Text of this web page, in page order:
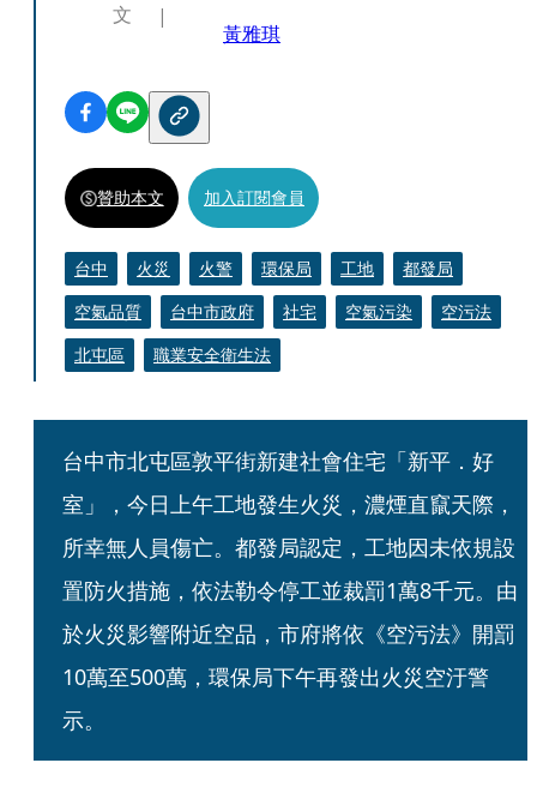
文
黃雅琪
贊助本文 加入訂閱會員
台中 火災 火警 環保局 工地
都發局
空氣品質
台中市政府 社宅 空氣污染
空污法
北屯區
職業安全衛生法
台中市北屯區敦平街新建社會住宅「新平．好
室」，今日上午工地發生火災，濃煙直竄天際，
所幸無人員傷亡。都發局認定，工地因未依規設
置防火措施，依法勒令停工並裁罰1萬8千元。由
於火災影響附近空品，市府將依《空污法》開罰
10萬至500萬，環保局下午再發出火災空汙警
示。